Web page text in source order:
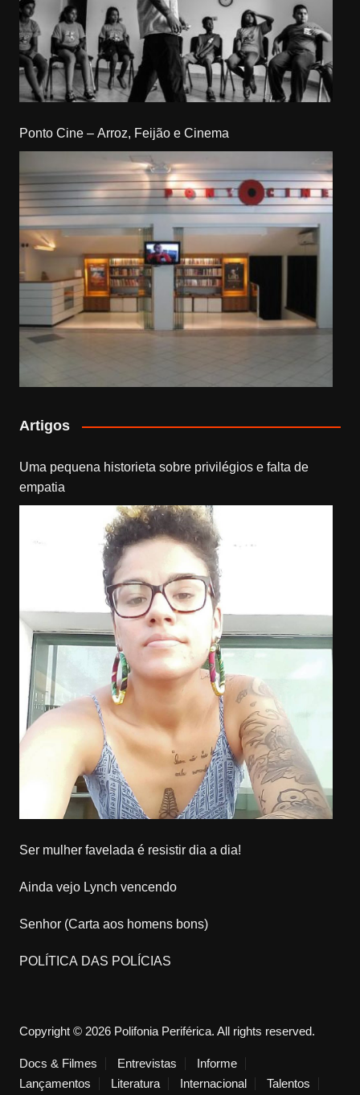
Ponto Cine – Arroz, Feijão e Cinema
Artigos
Uma pequena historieta sobre privilégios e falta de
empatia
Ser mulher favelada é resistir dia a dia!
Ainda vejo Lynch vencendo
Senhor (Carta aos homens bons)
POLÍTICA DAS POLÍCIAS
Copyright © 2026 Polifonia Periférica. All rights reserved.
Docs & Filmes Entrevistas
Informe
Lançamentos
Literatura Internacional Talentos